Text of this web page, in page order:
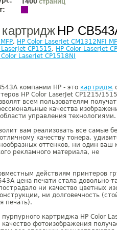
1400
HP
, HP Color LaserJet CM1312NFI
LaserJet CP1515, HP Color LaserJet
Color LaserJet CP1518NI
компании НР - это картридж
HP Color LaserJet CP1215/
всем пользователям
качества
управления технологиями.
вам реализовать все самые
качеству тонера,
оттенков, ни один ваш
рекламного материала, не
действиям принтеров
цена печати стала довольно-
ни качество цветных
ни долговечность
печать).
картриджа HP Color
фотоизображения